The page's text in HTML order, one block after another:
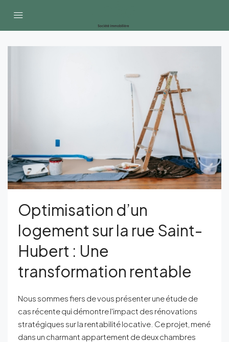
Optimisation d’un
logement sur la rue Saint-
Hubert : Une
transformation rentable
Nous sommes fiers de vous présenter une étude de
cas récente qui démontre l'impact des rénovations
stratégiques sur la rentabilité locative. Ce projet, mené
dans un charmant appartement de deux chambres